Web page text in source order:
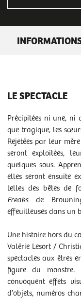
DURÉE :1h45
TARIF B :de 8 à 28
PUBLIC :à voir en
RENDEZ-VOUS
mer 26/11/2025-
jeu 27/11/2025 -
ven 28/11/2025 -
sam 29/11/2025 -
ACCESSIBILITÉ
Ce spectacle est
LE SPECTACLE
Précipitées ni une, ni
que tragique, les
Rejetées par leur
seront exploitées,
quelques sous.
elles seront ensuite
telles des bêtes de
Freaksde
effeuilleuses dans un
Une histoire hors du
Valérie Lesort /
spectacles aux êtres
figure du
convoquent effets
d’objets, numéros